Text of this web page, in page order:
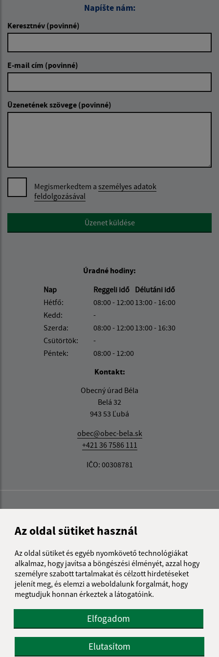
Az oldal sütiket használ
Az oldal sütiket és egyéb nyomkövető technológiákat
alkalmaz, hogy javítsa a böngészési élményét, azzal hogy
személyre szabott tartalmakat és célzott hirdetéseket
jelenít meg, és elemzi a weboldalunk forgalmát, hogy
megtudjuk honnan érkeztek a látogatóink.
Elfogadom
Elutasítom
Napíšte nám:
Keresztnév (povinné)
E-mail cím (povinné)
Üzenetének szövege (povinné)
Megismerkedtem a személyes adatok
feldolgozásával
Google reCaptcha ResponseÜzenet küldése
Úradné hodiny:
Nap
Reggeli idő Délutáni idő
Hétfő:
08:00 - 12:0013:00 - 16:00
Kedd:
-
Szerda:
08:00 - 12:0013:00 - 16:30
Csütörtök:
-
Péntek:
08:00 - 12:00
Kontakt:
Obecný úrad Béla
Belá 32
943 53 Ľubá
obec@obec-bela.sk
+421 36 7586 111
IČO: 00308781
Az oldalról: